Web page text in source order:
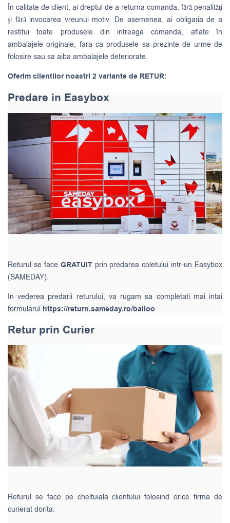
În calitate de client, ai dreptul de a returna comanda, fără penalităţi
şi fără invocarea vreunui motiv. De asemenea, ai obligația de a
restitui toate produsele din intreaga comanda, aflate în
ambalajele originale, fara ca produsele sa prezinte de urme de
folosire sau sa aiba ambalajele deteriorate.
Oferim clientilor noastri 2 variante de RETUR:
Predare in Easybox
Returul se face GRATUIT prin predarea coletului intr-un Easybox
(SAMEDAY).
In vederea predarii returului, va rugam sa completati mai intai
formularul https://return.sameday.ro/balloo
Retur prin Curier
Returul se face pe cheltuiala clientului folosind orice firma de
curierat dorita.